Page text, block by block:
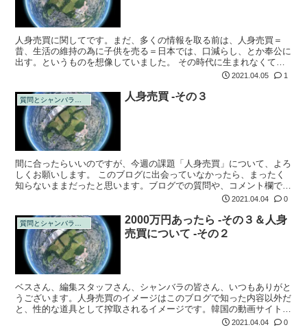
人身売買に関してです。まだ、多くの情報を取る前は、人身売買＝
昔、生活の維持の為に子供を売る＝日本では、口減らし、とか奉公に
出す。というものを想像していました。 その時代に生まれなくてよ
かった、なんてのんきに思っていたのですが。 情報をとった今、本
2021.04.05 1
人身売買 -その３
間に合ったらいいのですが、今週の課題「人身売買」について、よろ
しくお願いします。 このブログに出会っていなかったら、まったく
知らないままだったと思います。ブログでの質問や、コメント欄での
情報交換、ブログ読者同士の交流などで、だんだん状況がわかってき
2021.04.04 0
2000万円あったら -その３＆人身
売買について -その２
ベスさん、編集スタッフさん、シャンバラの皆さん、いつもありがと
うございます。人身売買のイメージはこのブログで知った内容以外だ
と、性的な道具として搾取されるイメージです。韓国の動画サイトも
ニュースになりましたが、女性への拷問が一定の需要があり、またそ
2021.04.04 0